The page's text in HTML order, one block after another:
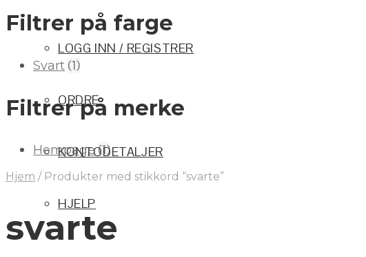
LOGG INN / REGISTRER
ORDRE
KONTODETALJER
HJELP
Filtrer på farge
Svart (1)
Filtrer på merke
Hempage(1)
Hjem / Produkter med stikkord “svarte”
svarte